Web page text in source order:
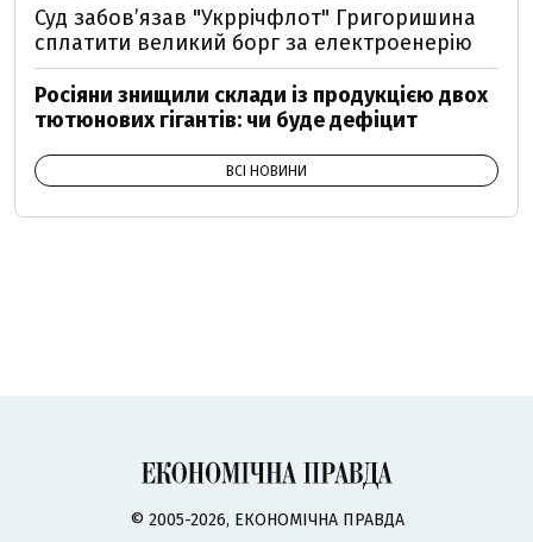
Суд забов’язав "Укррічфлот" Григоришина
сплатити великий борг за електроенерію
Росіяни знищили склади із продукцією двох
тютюнових гігантів: чи буде дефіцит
ВСІ НОВИНИ
© 2005-2026, ЕКОНОМІЧНА ПРАВДА